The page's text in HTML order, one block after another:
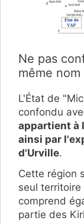
Ne pas
même nom
L'État de
confondu
appartient à
ainsi par
d'Urville.
Cette région
seul
comprend
partie des